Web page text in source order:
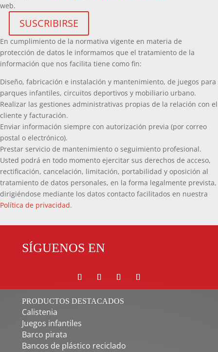
web.
En cumplimiento de la normativa vigente en materia de
protección de datos le informamos que el tratamiento de la
información que nos facilita tiene como fin:
Diseño, fabricación e instalación y mantenimiento, de juegos para
parques infantiles, circuitos deportivos y mobiliario urbano.
Realizar las gestiones administrativas propias de la relación con el
cliente y facturación.
Enviar información siempre con autorización previa (por correo
postal o electrónico).
Prestar servicio de mantenimiento o seguimiento profesional.
Usted podrá en todo momento ejercitar sus derechos de acceso,
rectificación, cancelación, limitación, portabilidad y oposición al
tratamiento de datos personales, en la forma legalmente prevista,
dirigiéndose mediante los datos contacto facilitados en nuestra
Política de privacidad.
SÍGUENOS EN
PRODUCTOS DESTACADOS
Calistenia
Juegos infantiles
Barco pirata
Bancos de plástico reciclado